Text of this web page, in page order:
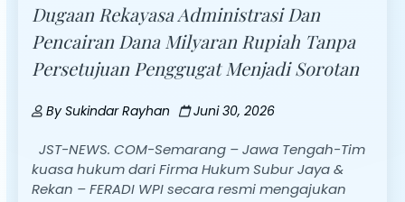
Dugaan Rekayasa Administrasi Dan
Pencairan Dana Milyaran Rupiah Tanpa
Persetujuan Penggugat Menjadi Sorotan
By Sukindar Rayhan Juni 30, 2026
JST-NEWS. COM-Semarang – Jawa Tengah-Tim
kuasa hukum dari Firma Hukum Subur Jaya &
Rekan – FERADI WPI secara resmi mengajukan